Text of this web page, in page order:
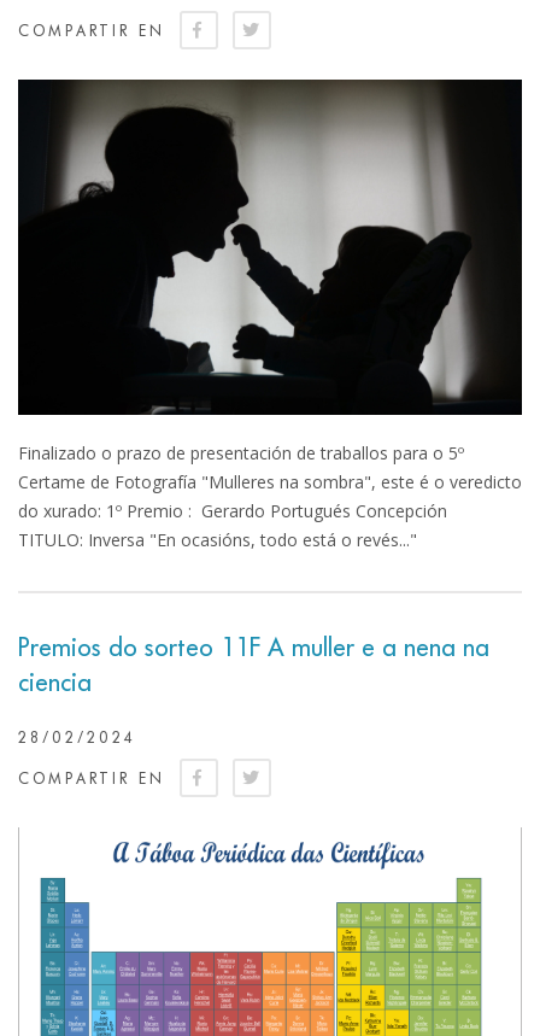
COMPARTIR EN
Finalizado o prazo de presentación de traballos para o 5º
Certame de Fotografía "Mulleres na sombra", este é o veredicto
do xurado: 1º Premio : Gerardo Portugués Concepción
TITULO: Inversa "En ocasións, todo está o revés..."
Premios do sorteo 11F A muller e a nena na
ciencia
28/02/2024
COMPARTIR EN